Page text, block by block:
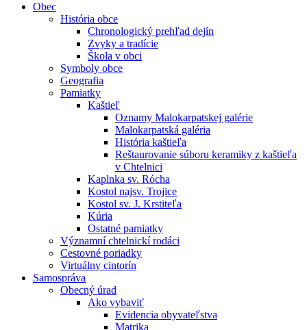
Obec
História obce
Chronologický prehľad dejín
Zvyky a tradície
Škola v obci
Symboly obce
Geografia
Pamiatky
Kaštieľ
Oznamy Malokarpatskej galérie
Malokarpatská galéria
História kaštieľa
Reštaurovanie súboru keramiky z kaštieľa
v Chtelnici
Kaplnka sv. Rócha
Kostol najsv. Trojice
Kostol sv. J. Krstiteľa
Kúria
Ostatné pamiatky
Významní chtelnickí rodáci
Cestovné poriadky
Virtuálny cintorín
Samospráva
Obecný úrad
Ako vybaviť
Evidencia obyvateľstva
Matrika